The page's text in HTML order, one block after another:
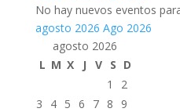
No hay nuevos eventos
agosto 2026 Ago 2026
agosto 2026
L M X J V S D
1
2
3
4 5 6 7 8
9